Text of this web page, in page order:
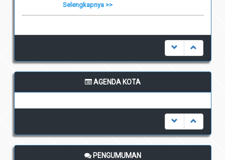
Selengkapnya >>
AGENDA KOTA
PENGUMUMAN